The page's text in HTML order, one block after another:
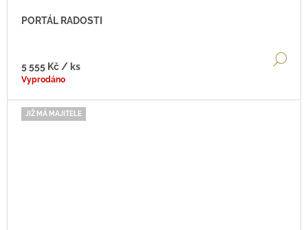
PORTÁL RADOSTI
5 555 Kč / ks
Vyprodáno
JIŽ MÁ MAJITELE